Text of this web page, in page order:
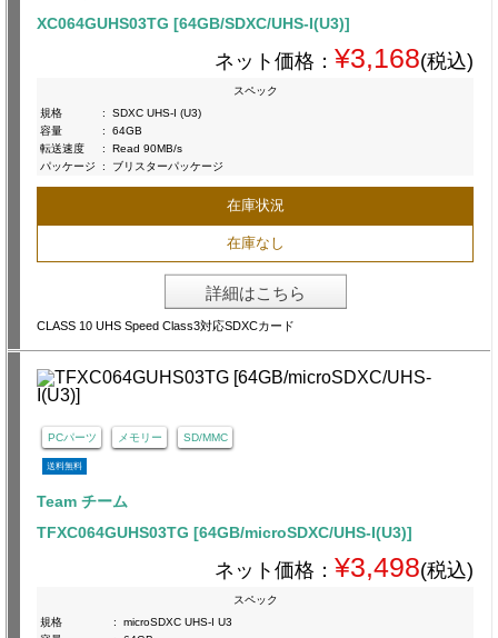
XC064GUHS03TG [64GB/SDXC/UHS-I(U3)]
ネット価格： ¥3,168(税込)
スペック
規格
:
SDXC UHS-I (U3)
容量
:
64GB
転送速度
:
Read 90MB/s
パッケージ
: ブリスターパッケージ
在庫状況
在庫なし
詳細はこちら
CLASS 10 UHS Speed Class3対応SDXCカード
PCパーツ メモリー SD/MMC
送料無料
Team チーム
TFXC064GUHS03TG [64GB/microSDXC/UHS-I(U3)]
ネット価格： ¥3,498(税込)
スペック
規格
:
microSDXC UHS-I U3